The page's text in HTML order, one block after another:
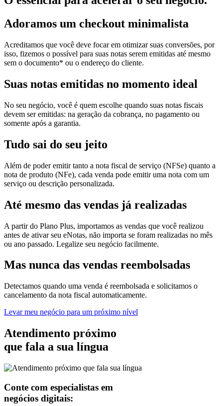
Adoramos um checkout minimalista
Acreditamos que você deve focar em otimizar suas conversões, por
isso, fizemos o possível para suas notas serem emitidas até mesmo
sem o documento* ou o endereço do cliente.
Suas notas emitidas no momento ideal
No seu negócio, você é quem escolhe quando suas notas fiscais
devem ser emitidas: na geração da cobrança, no pagamento ou
somente após a garantia.
Tudo sai do seu jeito
Além de poder emitir tanto a nota fiscal de serviço (NFSe) quanto a
nota de produto (NFe), cada venda pode emitir uma nota com um
serviço ou descrição personalizada.
Até mesmo das vendas já realizadas
A partir do Plano Plus, importamos as vendas que você realizou
antes de ativar seu eNotas, não importa se foram realizadas no mês
ou ano passado. Legalize seu negócio facilmente.
Mas nunca das vendas reembolsadas
Detectamos quando uma venda é reembolsada e solicitamos o
cancelamento da nota fiscal automaticamente.
Levar meu negócio para um próximo nível
Atendimento próximo
que fala a sua língua
Conte com especialistas em
negócios digitais: